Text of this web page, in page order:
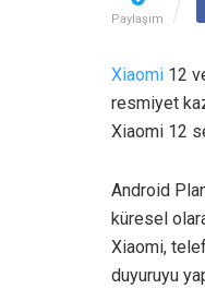
Paylaşım
Xiaomi 12
resmiyet
Xiaomi 12
Android
küresel
Xiaomi,
duyuruyu